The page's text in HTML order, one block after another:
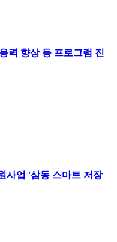
력 향상 등 프로그램 진
사업 '삼동 스마트 저장